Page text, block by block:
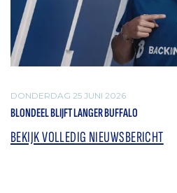
DONDERDAG 25 JUNI 2026
BLONDEEL BLIJFT LANGER BUFFALO
BEKIJK VOLLEDIG NIEUWSBERICHT